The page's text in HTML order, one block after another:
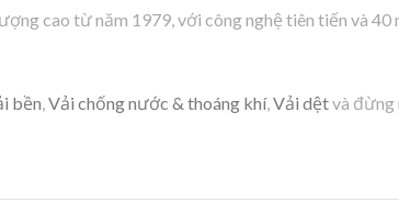
cao từ năm 1979, với công nghệ tiên tiến và 40
bền,Vải chống nước & thoáng khí,Vải dệtvà đừng